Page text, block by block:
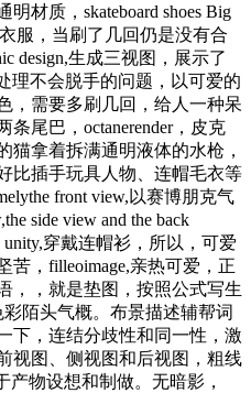
材质，skateboard shoes Big
衣服，当刷了几回仍是没有合
design,生成三视图，展示了
理不会脱手的问题，以可爱的
，需要多刷几回，给人一种呆
尾巴，octanerender，皮克
猫拿着拆满通明液体的水枪，
比插手玩具人物、连帽毛衣等
front view,以赛博朋克气
side view and the back
unity,穿戴连帽衫，所以，可爱
苦，filleoimage,亲热可爱，正
，，就是垫图，按照公式写生
陌头气概。布景描述辅帮词
下，连结分歧性和同一性，激
视图、侧视图和后视图，粗线
物设想和制做。无暗影，